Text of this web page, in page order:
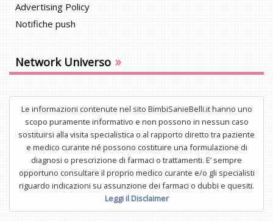
Advertising Policy
Notifiche push
Network Universo »
Le informazioni contenute nel sito BimbiSanieBelli.it hanno uno
scopo puramente informativo e non possono in nessun caso
sostituirsi alla visita specialistica o al rapporto diretto tra paziente
e medico curante né possono costituire una formulazione di
diagnosi o prescrizione di farmaci o trattamenti. E’ sempre
opportuno consultare il proprio medico curante e/o gli specialisti
riguardo indicazioni su assunzione dei farmaci o dubbi e quesiti.
Leggi il Disclaimer